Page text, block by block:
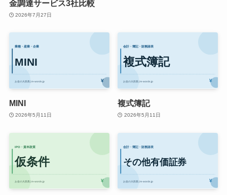
金調達サービス3社比較
2026年7月27日
MINI
2026年5月11日
複式簿記
2026年5月11日